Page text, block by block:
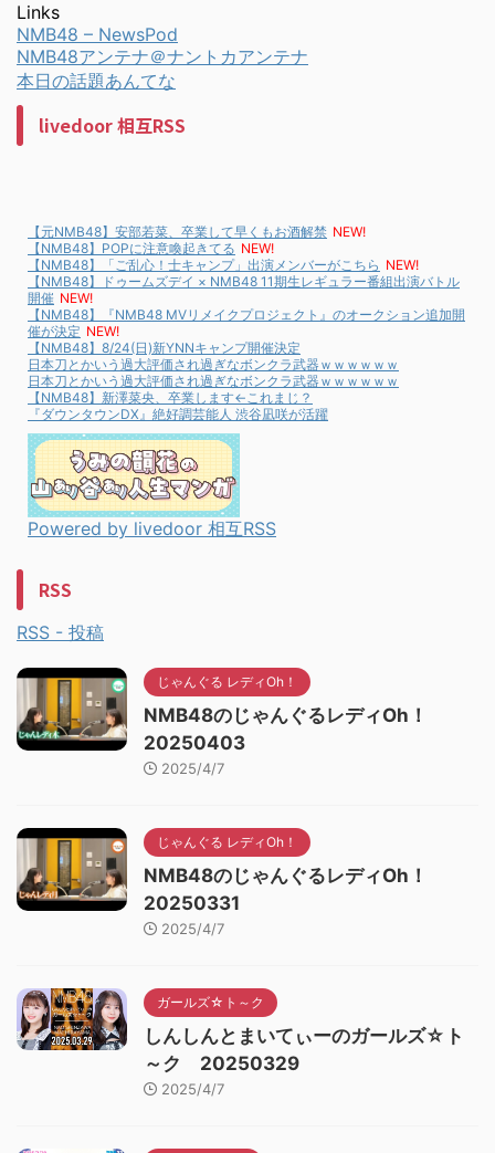
Links
NMB48 – NewsPod
NMB48アンテナ＠ナントカアンテナ
本日の話題あんてな
livedoor 相互RSS
【元NMB48】安部若菜、卒業して早くもお酒解禁 NEW!
【NMB48】POPに注意喚起きてる NEW!
【NMB48】「ご乱心！士キャンプ」出演メンバーがこちら NEW!
【NMB48】ドゥームズデイ × NMB48 11期生レギュラー番組出演バトル
開催 NEW!
【NMB48】『NMB48 MVリメイクプロジェクト』のオークション追加開
催が決定 NEW!
【NMB48】8/24(日)新YNNキャンプ開催決定
日本刀とかいう過大評価され過ぎなボンクラ武器ｗｗｗｗｗｗ
日本刀とかいう過大評価され過ぎなボンクラ武器ｗｗｗｗｗｗ
【NMB48】新澤菜央、卒業します←これまじ？
『ダウンタウンDX』絶好調芸能人 渋谷凪咲が活躍
Powered by livedoor 相互RSS
RSS
RSS - 投稿
じゃんぐる レディOh！
NMB48のじゃんぐるレディOh！
20250403
2025/4/7
じゃんぐる レディOh！
NMB48のじゃんぐるレディOh！
20250331
2025/4/7
ガールズ☆ト～ク
しんしんとまいてぃーのガールズ☆ト
～ク 20250329
2025/4/7